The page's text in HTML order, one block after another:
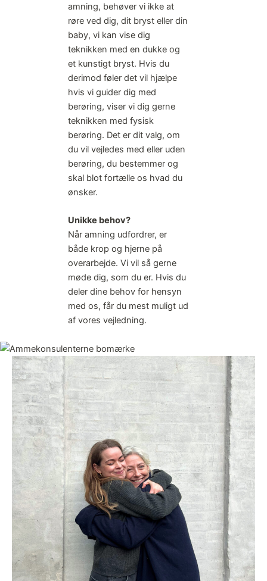
amning, behøver vi ikke at
røre ved dig, dit bryst eller din
baby, vi kan vise dig
teknikken med en dukke og
et kunstigt bryst. Hvis du
derimod føler det vil hjælpe
hvis vi guider dig med
berøring, viser vi dig gerne
teknikken med fysisk
berøring. Det er dit valg, om
du vil vejledes med eller uden
berøring, du bestemmer og
skal blot fortælle os hvad du
ønsker.
Unikke behov?
Når amning udfordrer, er
både krop og hjerne på
overarbejde. Vi vil så gerne
møde dig, som du er. Hvis du
deler dine behov for hensyn
med os, får du mest muligt ud
af vores vejledning.